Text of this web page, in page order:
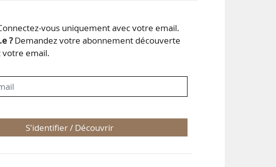
Il est
vous uniquement avec votre email.
?Demandez votre abonnement découverte
votre email.
S'identifier / Découvrir